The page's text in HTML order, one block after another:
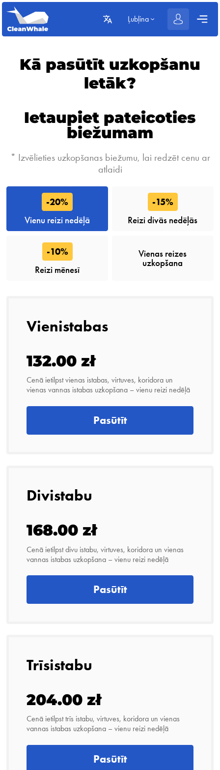
Ļubļina
Kā pasūtīt uzkopšanu
letāk?
Ietaupiet pateicoties
biežumam
* Izvēlieties uzkopšanas biežumu, lai redzēt cenu ar
atlaidi
-20%
Vienu reizi nedēļā
-15%
Reizi divās nedēļās
-10%
Reizi mēnesī
Vienas reizes
uzkopšana
Vienistabas
132.00 zł
Cenā ietilpst vienas istabas, virtuves, koridora un
vienas vannas istabas uzkopšana – vienu reizi nedēļā
Pasūtīt
Divistabu
168.00 zł
Cenā ietilpst divu istabu, virtuves, koridora un vienas
vannas istabas uzkopšana – vienu reizi nedēļā
Pasūtīt
Trīsistabu
204.00 zł
Cenā ietilpst trīs istabu, virtuves, koridora un vienas
vannas istabas uzkopšana – vienu reizi nedēļā
Pasūtīt